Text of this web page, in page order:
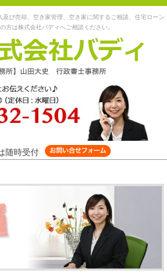
及び売却、空き家管理、空き家に関するご相談、住宅ローン
方は株式会社バディへご相談ください。
随時受付